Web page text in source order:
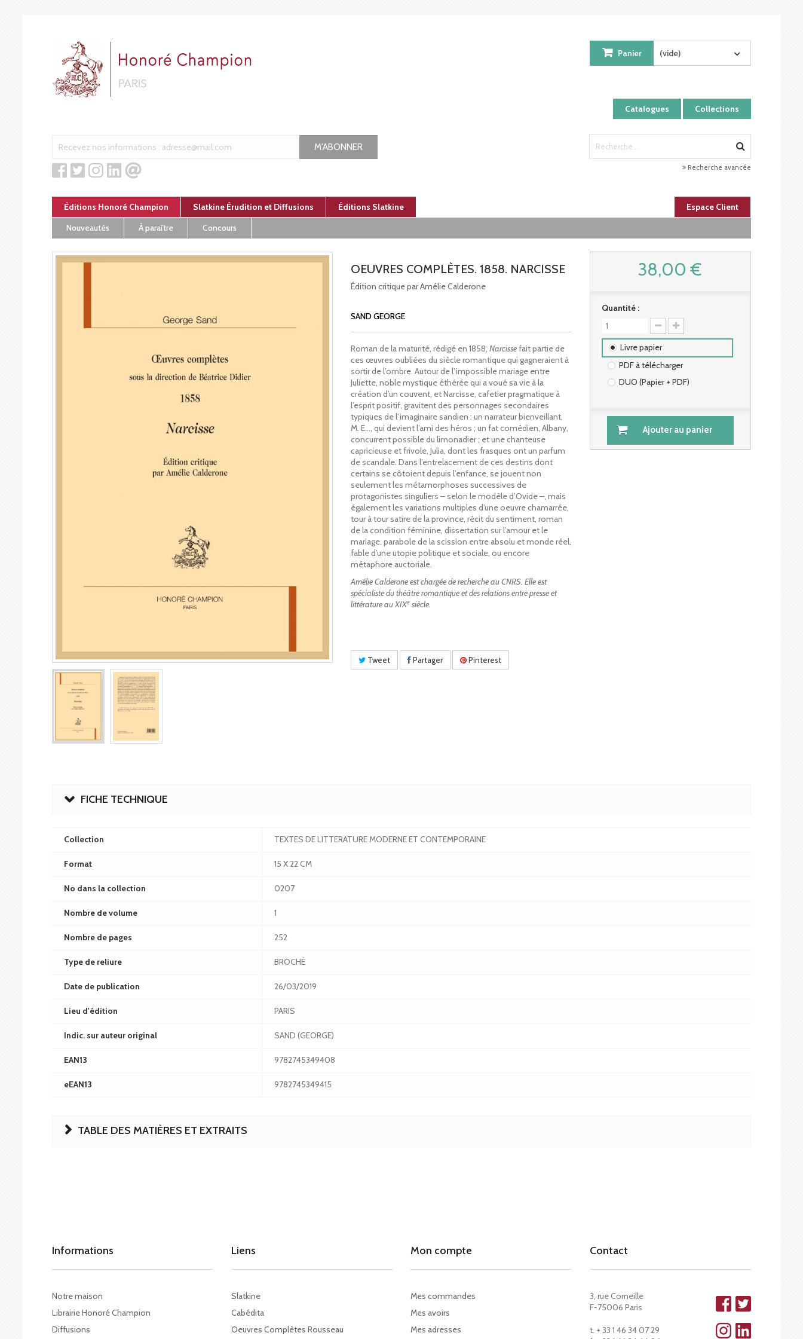
Catalogues Collections
Panier (vide)
M'ABONNER
Recherche avancée
Éditions Honoré Champion Slatkine Érudition et Diffusions Éditions Slatkine
Espace Client
Nouveautés
À paraître Concours
OEUVRES COMPLÈTES. 1858. NARCISSE
Édition critique par Amélie Calderone
SAND GEORGE
Roman de la maturité, rédigé en 1858, Narcissefait partie de
ces œuvres oubliées du siècle romantique qui gagneraient à
sortir de l’ombre. Autour de l’impossible mariage entre
Juliette, noble mystique éthérée qui a voué sa vie à la
création d’un couvent, et Narcisse, cafetier pragmatique à
l’esprit positif, gravitent des personnages secondaires
typiques de l’imaginaire sandien : un narrateur bienveillant,
M. E…, qui devient l’ami des héros ; un fat comédien, Albany,
concurrent possible du limonadier ; et une chanteuse
capricieuse et frivole, Julia, dont les frasques ont un parfum
de scandale. Dans l’entrelacement de ces destins dont
certains se côtoient depuis l’enfance, se jouent non
seulement les métamorphoses successives de
protagonistes singuliers – selon le modèle d’Ovide –, mais
également les variations multiples d’une oeuvre chamarrée,
tour à tour satire de la province, récit du sentiment, roman
de la condition féminine, dissertation sur l’amour et le
mariage, parabole de la scission entre absolu et monde réel,
fable d’une utopie politique et sociale, ou encore
métaphore auctoriale.
Amélie Calderone est chargée de recherche au CNRS. Elle est
spécialiste du théâtre romantique et des relations entre presse et
littérature au XIXe siècle.
Tweet Partager Pinterest
38,00 €
Quantité :
Livre papier
PDF à télécharger
DUO (Papier + PDF)
Ajouter au panier
FICHE TECHNIQUE
Collection TEXTES DE LITTERATURE MODERNE ET CONTEMPORAINE
Format 15 X 22 CM
No dans la collection 0207
Nombre de volume 1
Nombre de pages 252
Type de reliure BROCHÉ
Date de publication 26/03/2019
Lieu d'édition PARIS
Indic. sur auteur original SAND (GEORGE)
EAN13 9782745349408
eEAN13 9782745349415
TABLE DES MATIÈRES ET EXTRAITS
Informations
Notre maison
Librairie Honoré Champion
Diffusions
Liens
Slatkine
Cabédita
Oeuvres Complètes Rousseau
Mon compte
Mes commandes
Mes avoirs
Mes adresses
Contact
3, rue Corneille
F-75006 Paris
t. + 33 1 46 34 07 29